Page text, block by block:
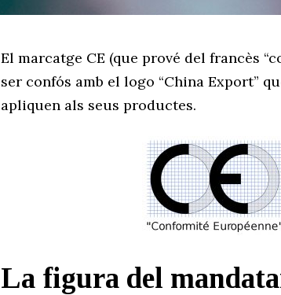
El marcatge CE (que prové del francès
ser confós amb el logo “China Export”
apliquen als seus productes.
La figura del